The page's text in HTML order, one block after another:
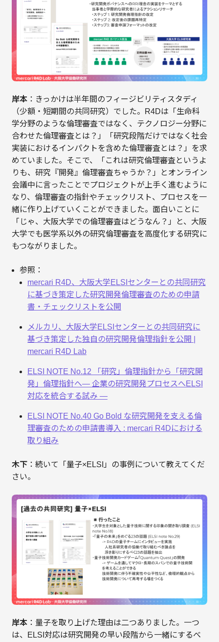
岸本：きっかけは半年間のフィージビリティスタディ
（少額・短期間の共同研究）でした。R4Dは「生命科
学分野のような倫理審査ではなく、テクノロジー分野に
合わせた倫理審査とは？」「研究段階だけではなく社会
実装におけるインパクトを含めた倫理審査とは？」を求
めていました。そこで、「これは研究倫理審査というよ
りも、研究『開発』倫理審査ちゃうか？」とオンライン
会議中に言ったことでプロジェクトが上手く進むように
なり、倫理審査の指針やチェックリスト、プロセスを一
緒に作り上げていくことができました。面白いことに
「じゃ、大阪大学での倫理審査はどうなん？」と、大阪
大学でも医学系以外の研究倫理審査を高度化する研究に
もつながりました。
参照：
mercari R4D、大阪大学ELSIセンターとの共同研究
に基づき策定した研究開発倫理審査のための申請
書・チェックリストを公開
メルカリ、大阪大学ELSIセンターとの共同研究に
基づき策定した独自の研究開発倫理指針を公開 |
mercari R4D Lab
ELSI NOTE No.12 「研究」倫理指針から「研究開
発」倫理指針へ― 企業の研究開発プロセスへELSI
対応を統合する試み ―
ELSI NOTE No.40 Go Bold な研究開発を⽀える倫
理審査のための申請書導⼊ : mercari R4Dにおける
取り組み
木下：続いて「量子×ELSI」の事例について教えてくだ
さい。
岸本：量子を取り上げた理由は二つありました。一つ
は、ELSI対応は研究開発の早い段階から一緒にするべ